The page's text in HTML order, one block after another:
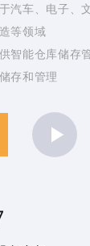
汽车、电子、
等领域
智能仓库储存
存和管理